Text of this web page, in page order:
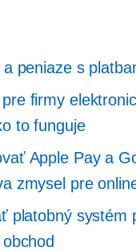
peniaze s
firmy
to funguje
Apple Pay a
zmysel pre
platobný systém